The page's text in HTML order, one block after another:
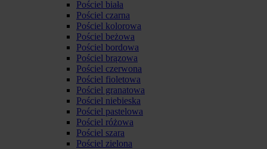
Pościel biała
Pościel czarna
Pościel kolorowa
Pościel beżowa
Pościel bordowa
Pościel brązowa
Pościel czerwona
Pościel fioletowa
Pościel granatowa
Pościel niebieska
Pościel pastelowa
Pościel różowa
Pościel szara
Pościel zielona